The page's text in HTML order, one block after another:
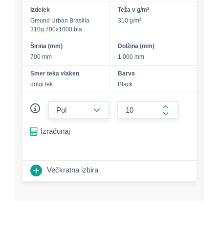
Izdelek
Gmund Urban Brasilia
310g 700x1000 bla.
Teža v g/m²
310 g/m²
Širina (mm)
700 mm
Dolžina (mm)
1.000 mm
Smer teka vlaken
dolgi tek
Barva
Black
form.increase-
Izračunaj
Večkratna izbira